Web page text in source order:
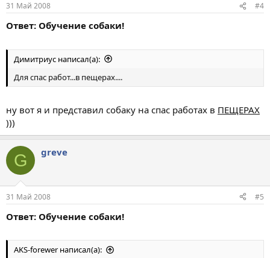
31 Май 2008 #4
Ответ: Обучение собаки!
Димитриус написал(а):
Для спас работ...в пещерах....
ну вот я и представил собаку на спас работах в ПЕЩЕРАХ
)))
G greve
31 Май 2008 #5
Ответ: Обучение собаки!
AKS-forewer написал(а):